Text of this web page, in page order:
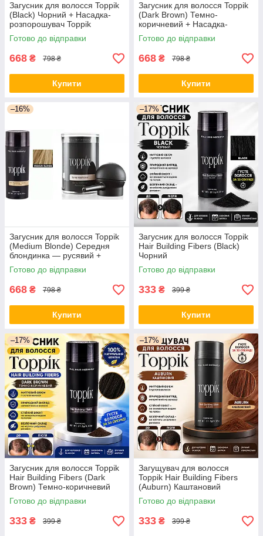
Загусник для волосся Toppik
(Black) Чорний + Насадка-
розпорошувач Toppik
Готово до відправки
668 ₴ 798 ₴
Купити
Загусник для волосся Toppik
(Dark Brown) Темно-
коричневий + Насадка-
розпилювач Toppik
Готово до відправки
668 ₴ 798 ₴
Купити
–16%
Загусник для волосся Toppik
(Medium Blonde) Середня
блондинка — русявий +
Насадка-розпилювач Toppik
Готово до відправки
668 ₴ 798 ₴
Купити
–17%
Загусник для волосся Toppik
Hair Building Fibers (Black)
Чорний
Готово до відправки
333 ₴ 399 ₴
Купити
–17%
Загусник для волосся Toppik
Hair Building Fibers (Dark
Brown) Темно-коричневий
Готово до відправки
333 ₴ 399 ₴
–17%
Загущувач для волосся
Toppik Hair Building Fibers
(Auburn) Каштановий
Готово до відправки
333 ₴ 399 ₴